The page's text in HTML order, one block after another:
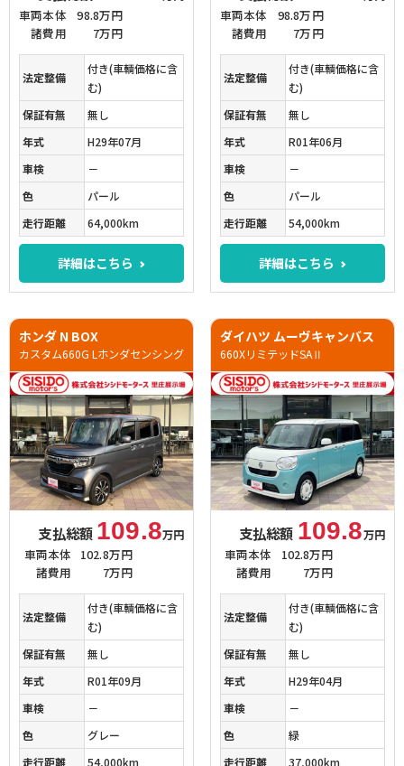
車両本体
98.8万円
諸費用
7万円
法定整備
付き(車輌価格に含
む)
保証有無
無し
年式
H29年07月
車検
－
色
パール
走行距離
64,000km
詳細はこちら
車両本体
98.8万円
諸費用
7万円
法定整備
付き(車輌価格に含
む)
保証有無
無し
年式
R01年06月
車検
－
色
パール
走行距離
54,000km
詳細はこちら
ホンダ N BOX
カスタム660G Lホンダセンシング
支払総額 109.8万円
車両本体
102.8万円
諸費用
7万円
法定整備
付き(車輌価格に含
む)
保証有無
無し
年式
R01年09月
車検
－
色
グレー
走行距離
54,000km
ダイハツ ムーヴキャンバス
660XリミテッドSAⅡ
支払総額 109.8万円
車両本体
102.8万円
諸費用
7万円
法定整備
付き(車輌価格に含
む)
保証有無
無し
年式
H29年04月
車検
－
色
緑
走行距離
37,000km